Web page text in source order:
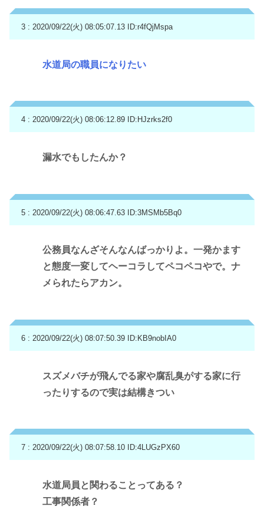
3 : 2020/09/22(火) 08:05:07.13 ID:r4fQjMspa
水道局の職員になりたい
4 : 2020/09/22(火) 08:06:12.89 ID:HJzrks2f0
漏水でもしたんか？
5 : 2020/09/22(火) 08:06:47.63 ID:3MSMb5Bq0
公務員なんざそんなんばっかりよ。一発かます
と態度一変してヘーコラしてペコペコやで。ナ
メられたらアカン。
6 : 2020/09/22(火) 08:07:50.39 ID:KB9nobIA0
スズメバチが飛んでる家や腐乱臭がする家に行
ったりするので実は結構きつい
7 : 2020/09/22(火) 08:07:58.10 ID:4LUGzPX60
水道局員と関わることってある？
工事関係者？